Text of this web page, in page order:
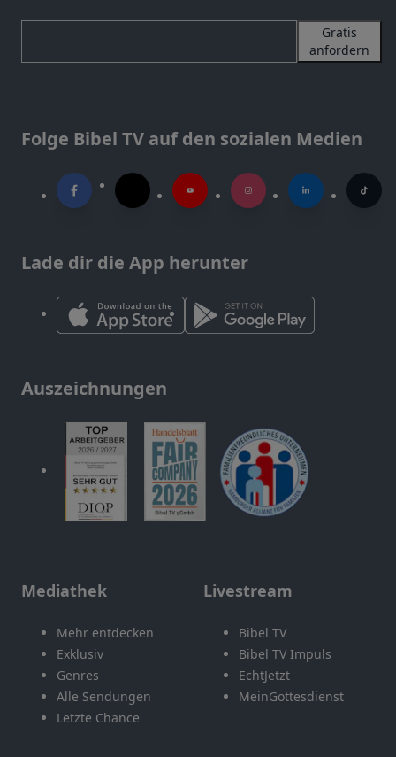
Gratis
anfordern
Folge Bibel TV auf den sozialen Medien
Lade dir die App herunter
Auszeichnungen
Mediathek
Mehr entdecken
Exklusiv
Genres
Alle Sendungen
Letzte Chance
Livestream
Bibel TV
Bibel TV Impuls
EchtJetzt
MeinGottesdienst